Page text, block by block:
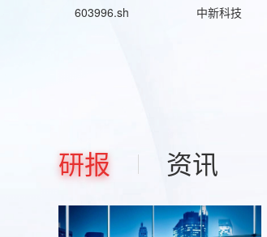
603996.sh 中新科技
研报 资讯